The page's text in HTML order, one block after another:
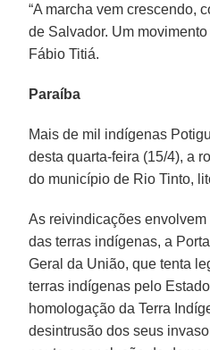
“A marcha vem crescendo,
de Salvador. Um
Fábio Titiá.
Paraíba
Mais de mil indígenas
desta quarta-feira (15/4), a
do município de Rio Tinto,
As reivindicações envolvem
das terras indígenas, a
Geral da União, que tenta
terras indígenas pelo
homologação da Terra
desintrusão dos seus